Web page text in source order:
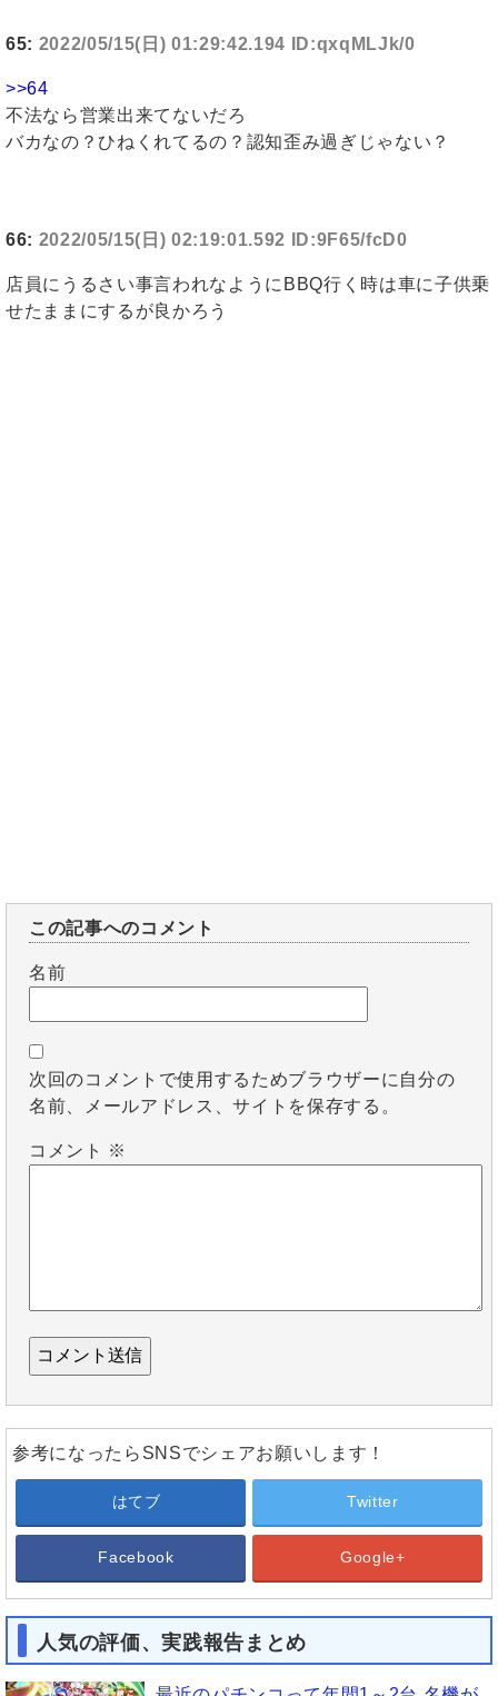
65: 2022/05/15(日) 01:29:42.194 ID:qxqMLJk/0
>>64
不法なら営業出来てないだろ
バカなの？ひねくれてるの？認知歪み過ぎじゃない？
66: 2022/05/15(日) 02:19:01.592 ID:9F65/fcD0
店員にうるさい事言われなようにBBQ行く時は車に子供乗
せたままにするが良かろう
この記事へのコメント
名前
次回のコメントで使用するためブラウザーに自分の
名前、メールアドレス、サイトを保存する。
コメント ※
参考になったらSNSでシェアお願いします！
はてブ Twitter
Facebook Google+
人気の評価、実践報告まとめ